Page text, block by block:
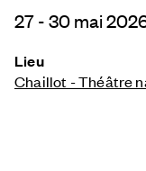
27 - 30 mai
Lieu
Chaillot - Théâtre